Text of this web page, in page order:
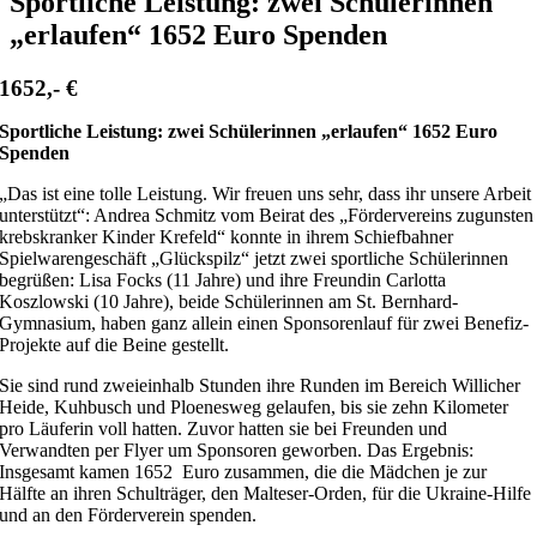
„erlaufen“ 1652 Euro Spenden
1652,- €
Sportliche Leistung: zwei Schülerinnen „erlaufen“ 1652 Euro
Spenden
„Das ist eine tolle Leistung. Wir freuen uns sehr, dass ihr unsere Arbeit
unterstützt“: Andrea Schmitz vom Beirat des „Fördervereins zugunsten
krebskranker Kinder Krefeld“ konnte in ihrem Schiefbahner
Spielwarengeschäft „Glückspilz“ jetzt zwei sportliche Schülerinnen
begrüßen: Lisa Focks (11 Jahre) und ihre Freundin Carlotta
Koszlowski (10 Jahre), beide Schülerinnen am St. Bernhard-
Gymnasium, haben ganz allein einen Sponsorenlauf für zwei Benefiz-
Projekte auf die Beine gestellt.
Sie sind rund zweieinhalb Stunden ihre Runden im Bereich Willicher
Heide, Kuhbusch und Ploenesweg gelaufen, bis sie zehn Kilometer
pro Läuferin voll hatten. Zuvor hatten sie bei Freunden und
Verwandten per Flyer um Sponsoren geworben. Das Ergebnis:
Insgesamt kamen 1652 Euro zusammen, die die Mädchen je zur
Hälfte an ihren Schulträger, den Malteser-Orden, für die Ukraine-Hilfe
und an den Förderverein spenden.